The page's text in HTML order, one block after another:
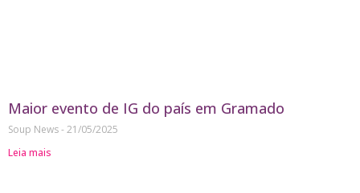
Maior evento de IG do país em Gramado
Soup News 21/05/2025
Leia mais